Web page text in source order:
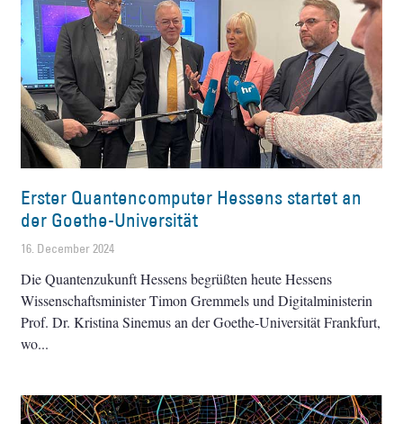
Erster Quantencomputer Hessens startet an
der Goethe-Universität
16. December 2024
Die Quantenzukunft Hessens begrüßten heute Hessens
Wissenschaftsminister Timon Gremmels und Digitalministerin
Prof. Dr. Kristina Sinemus an der Goethe-Universität Frankfurt,
wo